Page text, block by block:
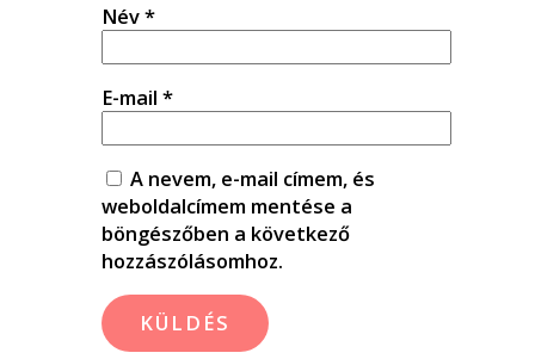
Név*
E-mail *
A nevem, e-mail címem, és
weboldalcímem mentése a
böngészőben a következő
hozzászólásomhoz.